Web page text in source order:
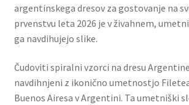
argentinskega dresov za gostovanje na
prvenstvu leta 2026 je v živahnem,
ga navdihujejo slike.
Čudoviti spiralni vzorci na dresu
navdihnjeni z ikonično umetnostjo
Buenos Airesa v Argentini. Ta umetniški